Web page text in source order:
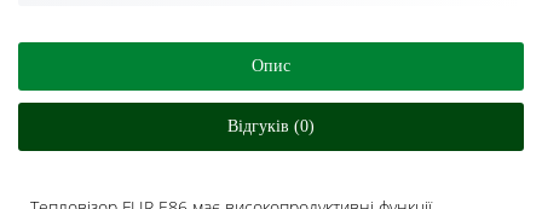
Опис
Відгуків (0)